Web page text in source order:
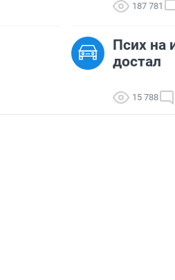
187 781
Псих на
достал
15 788